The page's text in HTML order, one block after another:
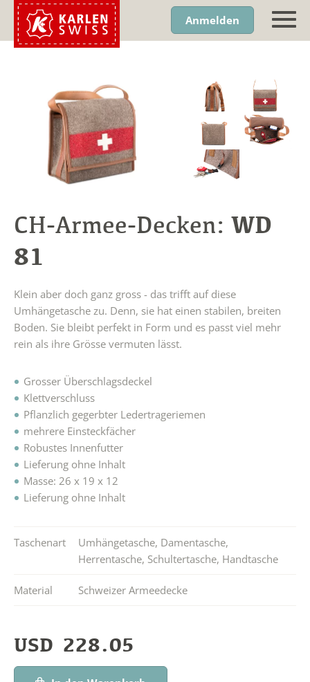
Anmelden
CH-Armee-Decken: WD
81
Klein aber doch ganz gross - das trifft auf diese
Umhängetasche zu. Denn, sie hat einen stabilen, breiten
Boden. Sie bleibt perfekt in Form und es passt viel mehr
rein als ihre Grösse vermuten lässt.
Grosser Überschlagsdeckel
Klettverschluss
Pflanzlich gegerbter Ledertrageriemen
mehrere Einsteckfächer
Robustes Innenfutter
Lieferung ohne Inhalt
Masse: 26 x 19 x 12
Lieferung ohne Inhalt
Taschenart Umhängetasche, Damentasche,
Herrentasche, Schultertasche, Handtasche
Material Schweizer Armeedecke
USD 228.05